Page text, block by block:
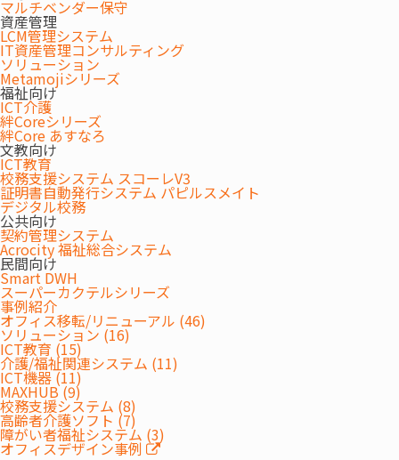
マルチベンダー保守
資産管理
LCM管理システム
IT資産管理コンサルティング
ソリューション
Metamojiシリーズ
福祉向け
ICT介護
絆Coreシリーズ
絆Core あすなろ
文教向け
ICT教育
校務支援システム スコーレV3
証明書自動発行システム パピルスメイト
デジタル校務
公共向け
契約管理システム
Acrocity 福祉総合システム
民間向け
Smart DWH
スーパーカクテルシリーズ
事例紹介
オフィス移転/リニューアル (46)
ソリューション (16)
ICT教育 (15)
介護/福祉関連システム (11)
ICT機器 (11)
MAXHUB (9)
校務支援システム (8)
高齢者介護ソフト (7)
障がい者福祉システム (3)
オフィスデザイン事例
最適な選択肢を、最適なタイミングで。
業務内容や組織規模、将来の展望に応じて、最適な機器や
システムは異なります。 ウチダエスコは創業以来、マルチ
ベンダー体制を活かし、豊富な選択肢の中からお客さまに
最適なソリューションをご提案しています。
お問合せ/お見積り